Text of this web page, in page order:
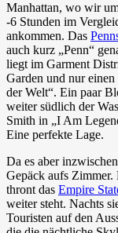
Manhattan, wo wir
-6 Stunden im
ankommen. Das
auch kurz „Penn“
liegt im Garment
Garden und nur
der Welt“. Ein paar
weiter südlich der
Smith in „I Am
Eine perfekte Lage.
Da es aber
Gepäck aufs Zimmer.
thront das Empire
weiter steht. Nachts
Touristen auf den